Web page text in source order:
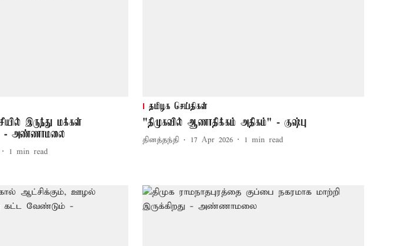
இருந்து மக்கள்
- அண்ணாமலை
1 min read
தமிழக செய்திகள்
"திமுகவில் ஆணாதிக்கம் அதிகம்" - குஷ்பு
தினத்தந்தி 17 Apr 2026 1 min read